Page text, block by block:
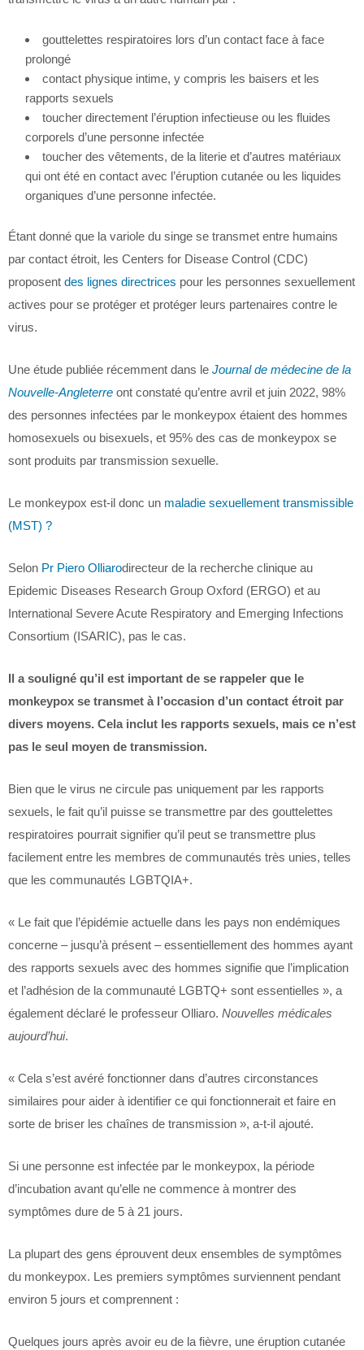
gouttelettes respiratoires lors d’un contact face à face
prolongé
contact physique intime, y compris les baisers et les
rapports sexuels
toucher directement l’éruption infectieuse ou les fluides
corporels d’une personne infectée
toucher des vêtements, de la literie et d’autres matériaux
qui ont été en contact avec l’éruption cutanée ou les liquides
organiques d’une personne infectée.
Étant donné que la variole du singe se transmet entre humains
par contact étroit, les Centers for Disease Control (CDC)
proposent des lignes directrices pour les personnes sexuellement
actives pour se protéger et protéger leurs partenaires contre le
virus.
Une étude publiée récemment dans le Journal de médecine de la
Nouvelle-Angleterre ont constaté qu’entre avril et juin 2022, 98%
des personnes infectées par le monkeypox étaient des hommes
homosexuels ou bisexuels, et 95% des cas de monkeypox se
sont produits par transmission sexuelle.
Le monkeypox est-il donc un maladie sexuellement transmissible
(MST) ?
Selon Pr Piero Olliarodirecteur de la recherche clinique au
Epidemic Diseases Research Group Oxford (ERGO) et au
International Severe Acute Respiratory and Emerging Infections
Consortium (ISARIC), pas le cas.
Il a souligné qu’il est important de se rappeler que le
monkeypox se transmet à l’occasion d’un contact étroit par
divers moyens. Cela inclut les rapports sexuels, mais ce n’est
pas le seul moyen de transmission.
Bien que le virus ne circule pas uniquement par les rapports
sexuels, le fait qu’il puisse se transmettre par des gouttelettes
respiratoires pourrait signifier qu’il peut se transmettre plus
facilement entre les membres de communautés très unies, telles
que les communautés LGBTQIA+.
« Le fait que l’épidémie actuelle dans les pays non endémiques
concerne – jusqu’à présent – essentiellement des hommes ayant
des rapports sexuels avec des hommes signifie que l’implication
et l’adhésion de la communauté LGBTQ+ sont essentielles », a
également déclaré le professeur Olliaro. Nouvelles médicales
aujourd’hui.
« Cela s’est avéré fonctionner dans d’autres circonstances
similaires pour aider à identifier ce qui fonctionnerait et faire en
sorte de briser les chaînes de transmission », a-t-il ajouté.
Si une personne est infectée par le monkeypox, la période
d’incubation avant qu’elle ne commence à montrer des
symptômes dure de 5 à 21 jours.
La plupart des gens éprouvent deux ensembles de symptômes
du monkeypox. Les premiers symptômes surviennent pendant
environ 5 jours et comprennent :
Quelques jours après avoir eu de la fièvre, une éruption cutanée